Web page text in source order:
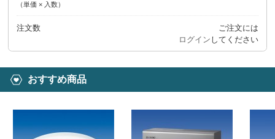
（単価 × 入数）
注文数
ご注文には
ログイン してください
おすすめ商品